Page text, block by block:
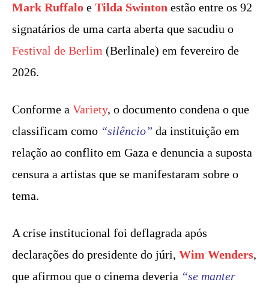
Mark Ruffalo e Tilda Swinton estão entre os 92
signatários de uma carta aberta que sacudiu o
Festival de Berlim (Berlinale) em fevereiro de
2026.
Conforme a Variety, o documento condena o que
classificam como “silêncio” da instituição em
relação ao conflito em Gaza e denuncia a suposta
censura a artistas que se manifestaram sobre o
tema.
A crise institucional foi deflagrada após
declarações do presidente do júri, Wim Wenders,
que afirmou que o cinema deveria “se manter